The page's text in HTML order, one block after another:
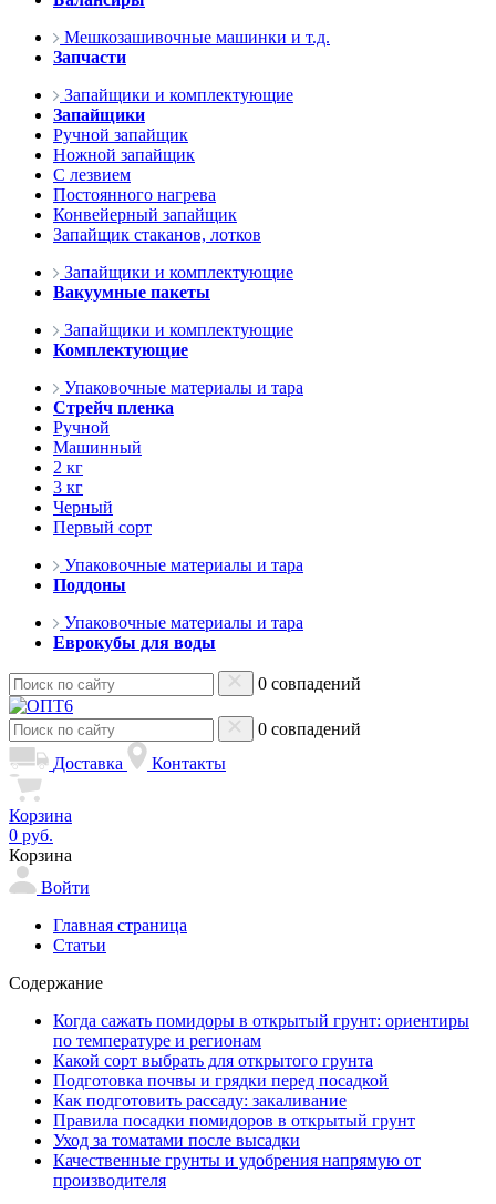
Мешкозашивочные машинки и т.д.
Запчасти
Запайщики и комплектующие
Запайщики
Ручной запайщик
Ножной запайщик
С лезвием
Постоянного нагрева
Конвейерный запайщик
Запайщик стаканов, лотков
Запайщики и комплектующие
Вакуумные пакеты
Запайщики и комплектующие
Комплектующие
Упаковочные материалы и тара
Стрейч пленка
Ручной
Машинный
2 кг
3 кг
Черный
Первый сорт
Упаковочные материалы и тара
Поддоны
Упаковочные материалы и тара
Еврокубы для воды
0 совпадений
0 совпадений
Доставка
Контакты
Корзина
0 руб.
Корзина
Войти
Главная страница
Статьи
Содержание
Когда сажать помидоры в открытый грунт: ориентиры
по температуре и регионам
Какой сорт выбрать для открытого грунта
Подготовка почвы и грядки перед посадкой
Как подготовить рассаду: закаливание
Правила посадки помидоров в открытый грунт
Уход за томатами после высадки
Качественные грунты и удобрения напрямую от
производителя